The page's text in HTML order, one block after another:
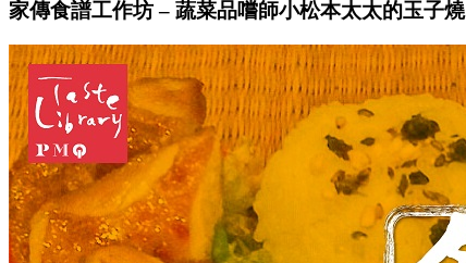
家傳食譜工作坊 – 蔬菜品嚐師小松本太太的玉子燒